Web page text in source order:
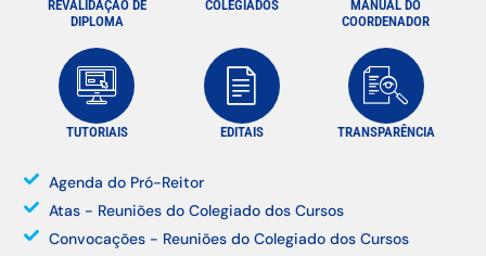
REVALIDAÇÃO DE
DIPLOMA
COLEGIADOS
MANUAL DO
COORDENADOR
TUTORIAIS EDITAIS TRANSPARÊNCIA
Agenda do Pró-Reitor
Atas - Reuniões do Colegiado dos Cursos
Convocações - Reuniões do Colegiado dos Cursos